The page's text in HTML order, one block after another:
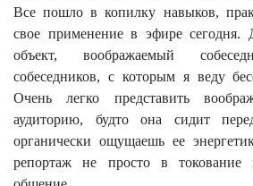
Все пошло в копилку навыков,
свое применение в эфире сегодня.
объект, воображаемый
собеседников, с которым я веду
Очень легко представить
аудиторию, будто она сидит
органически ощущаешь ее
репортаж не просто в